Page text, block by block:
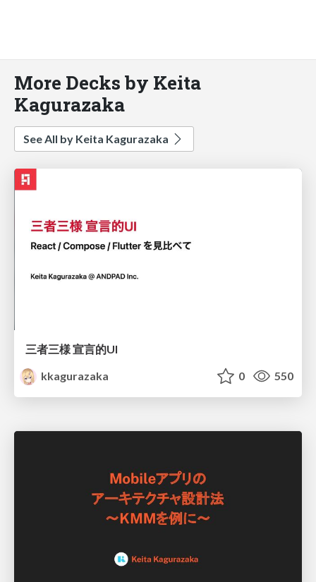
More Decks by Keita
Kagurazaka
See All by Keita Kagurazaka
三者三様 宣言的UI
kkagurazaka
0 550